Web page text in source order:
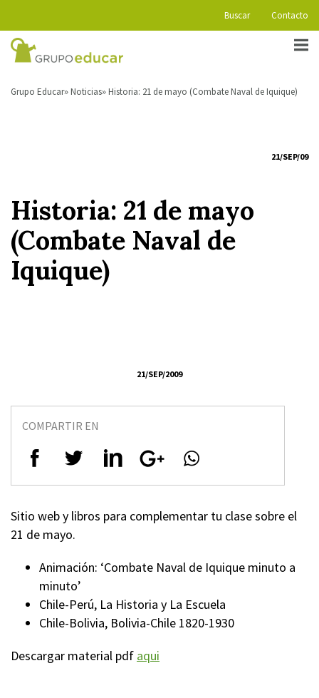
Buscar Contacto
Grupo Educar Noticias Historia: 21 de mayo (Combate Naval de Iquique)
21/SEP/09
Historia: 21 de mayo
(Combate Naval de
Iquique)
21/SEP/2009
COMPARTIR EN
Sitio web y libros para complementar tu clase sobre el
21 de mayo.
Animación: ‘Combate Naval de Iquique minuto a
minuto’
Chile-Perú, La Historia y La Escuela
Chile-Bolivia, Bolivia-Chile 1820-1930
Descargar material pdf aqui